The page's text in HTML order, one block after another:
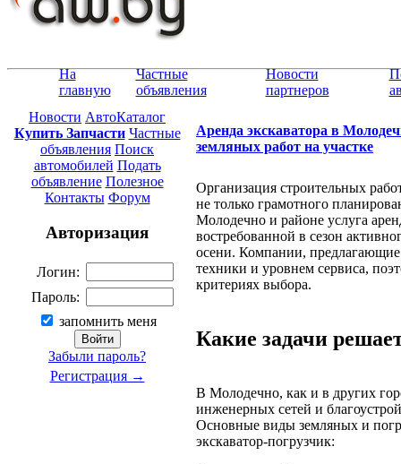
На
главную
Частные
объявления
Новости
партнеров
Новости АвтоКаталог
Купить Запчасти Частные
объявления Поиск
автомобилей Подать
объявление Полезное
Контакты Форум
Авторизация
Логин:
Пароль:
запомнить меня
Забыли пароль?
Регистрация →
Аренда экскаватора в
земляных работ на участке
Организация строительных
не только грамотного
Молодечно и районе услуга
востребованной в сезон
осени. Компании, предлагающие
техники и уровнем сервиса,
критериях выбора.
Какие задачи
В Молодечно, как и в других
инженерных сетей и
Основные виды земляных и
экскаватор-погрузчик: